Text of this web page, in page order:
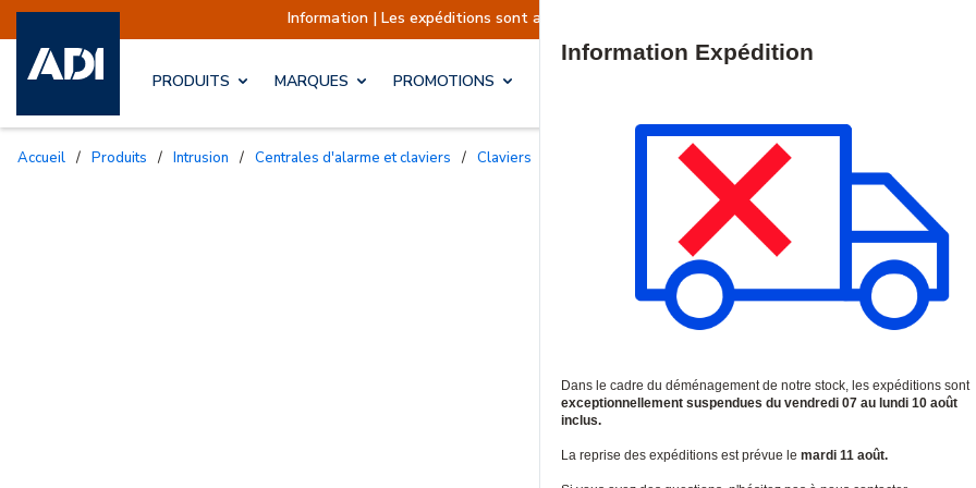
Information | Les expéditions sont actuellement suspendues Reprise
PRODUITS MARQUES PROMOTIONS
Accueil / Produits / Intrusion / Centrales d'alarme et claviers / Claviers